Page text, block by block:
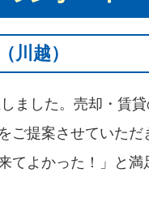
川越）
ました。売却・賃
ご提案させていた
よかった！」と満